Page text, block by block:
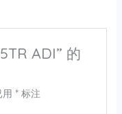
ADI” 的
用 *标注